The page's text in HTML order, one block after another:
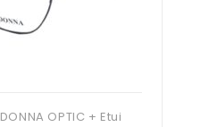
OPTIC + Etui